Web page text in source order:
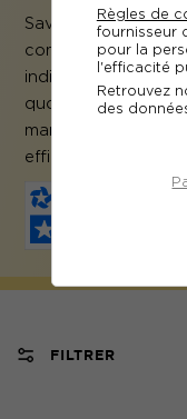
Règles de
fournisseur
pour la
l'efficacité
Retrouvez
des
Savoir travailler en
communiquer…
indispensables pour
quotidiennes avec
manière dont on
efficace !
FILTRER